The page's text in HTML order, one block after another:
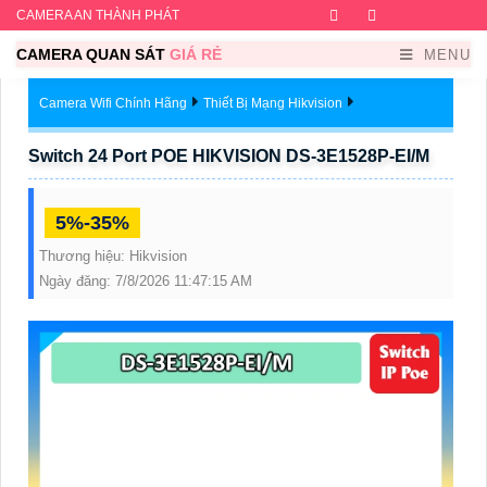
CAMERA AN THÀNH PHÁT Facebook
CAMERA QUAN SÁT GIÁ RẺ MENU
Camera Wifi Chính Hãng Thiết Bị Mạng Hikvision
Switch 24 Port POE HIKVISION DS-3E1528P-EI/M
5%-35%
Thương hiệu: Hikvision
Ngày đăng: 7/8/2026 11:47:15 AM